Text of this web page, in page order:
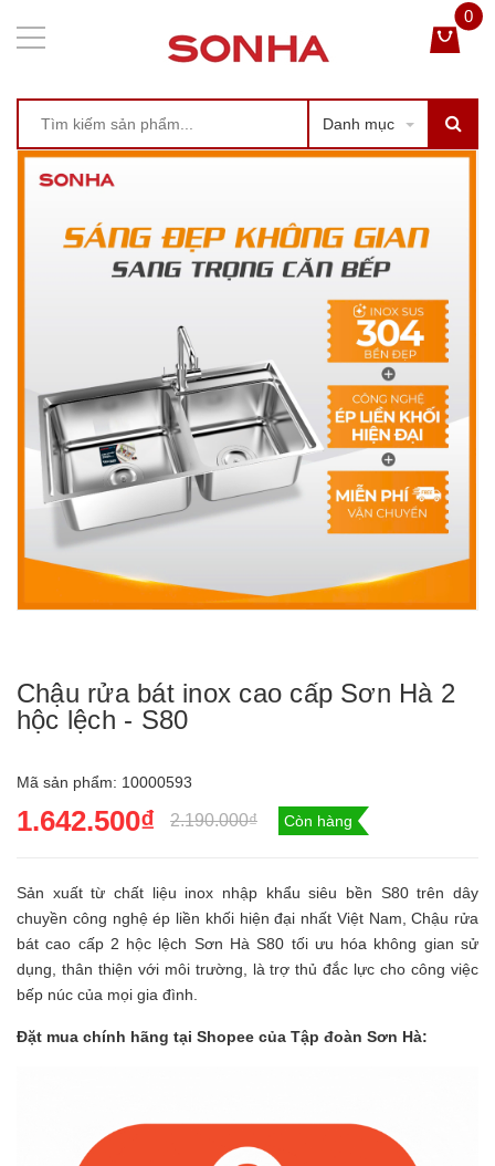
Danh mục
0
Chậu rửa bát inox cao cấp Sơn Hà 2
hộc lệch - S80
Mã sản phẩm: 10000593
1.642.500₫ 2.190.000₫ Còn hàng
Sản xuất từ chất liệu inox nhập khẩu siêu bền S80 trên dây
chuyền công nghệ ép liền khối hiện đại nhất Việt Nam, Chậu rửa
bát cao cấp 2 hộc lệch Sơn Hà S80 tối ưu hóa không gian sử
dụng, thân thiện với môi trường, là trợ thủ đắc lực cho công việc
bếp núc của mọi gia đình.
Đặt mua chính hãng tại Shopee của Tập đoàn Sơn Hà: